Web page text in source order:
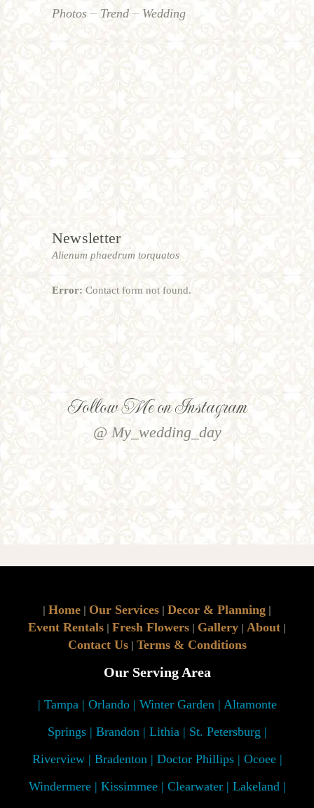
Photos
Trend Wedding
Newsletter
Alienum phaedrum torquatos
Error: Contact form not found.
Follow Me on Instagram
@ My_wedding_day
| Home | Our Services | Decor & Planning |
Event Rentals | Fresh Flowers | Gallery | About |
Contact Us| Terms & Conditions
Our Serving Area
| Tampa | Orlando | Winter Garden | Altamonte
Springs | Brandon | Lithia | St. Petersburg |
Riverview | Bradenton | Doctor Phillips | Ocoee |
Windermere | Kissimmee | Clearwater | Lakeland |